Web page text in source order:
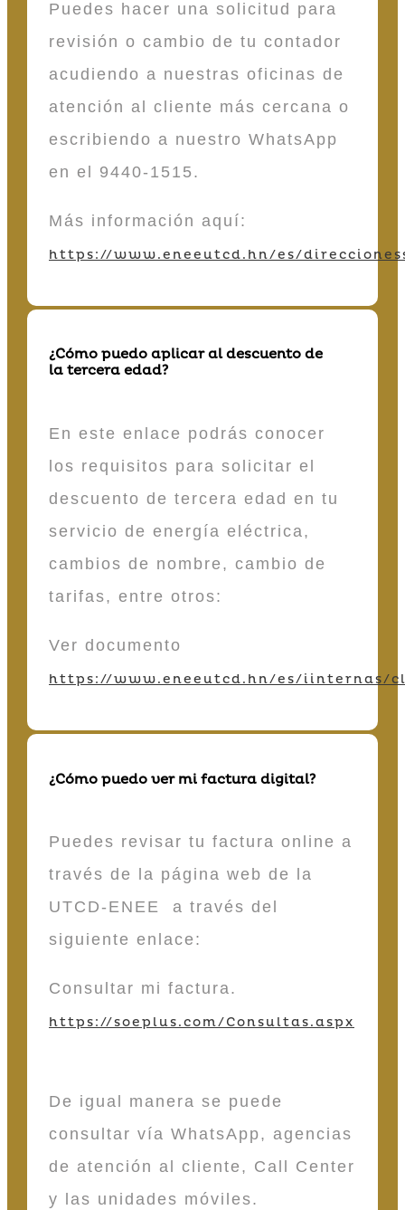
Puedes hacer una solicitud para
revisión o cambio de tu contador
acudiendo a nuestras oficinas de
atención al cliente más cercana o
escribiendo a nuestro WhatsApp
en el 9440-1515.
Más información aquí:
https://www.eneeutcd.hn/es/
¿Cómo puedo aplicar al descuento de
la tercera edad?
En este enlace podrás conocer
los requisitos para solicitar el
descuento de tercera edad en tu
servicio de energía eléctrica,
cambios de nombre, cambio de
tarifas, entre otros:
Ver documento
https://www.eneeutcd.hn/es/iinternas/
¿Cómo puedo ver mi factura digital?
Puedes revisar tu factura online a
través de la página web de la
UTCD-ENEE a través del
siguiente enlace:
Consultar mi factura.
https://soeplus.com/Consultas.aspx
De igual manera se puede
consultar vía WhatsApp, agencias
de atención al cliente, Call Center
y las unidades móviles.